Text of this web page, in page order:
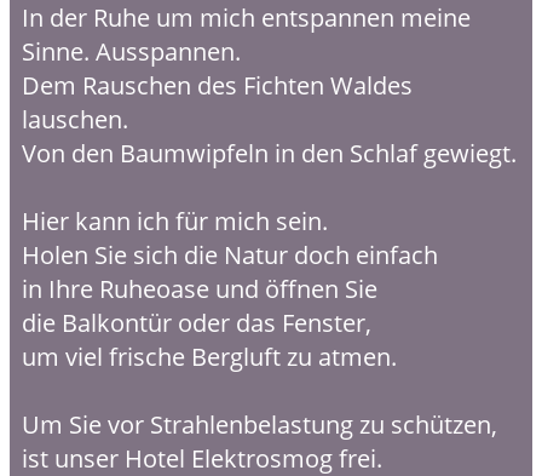
In der Ruhe um mich entspannen meine
Sinne. Ausspannen.
Dem Rauschen des Fichten Waldes
lauschen.
Von den Baumwipfeln in den Schlaf gewiegt.
Hier kann ich für mich sein.
Holen Sie sich die Natur doch einfach
in Ihre Ruheoase und öffnen Sie
die Balkontür oder das Fenster,
um viel frische Bergluft zu atmen.
Um Sie vor Strahlenbelastung zu schützen,
ist unser Hotel Elektrosmog frei.